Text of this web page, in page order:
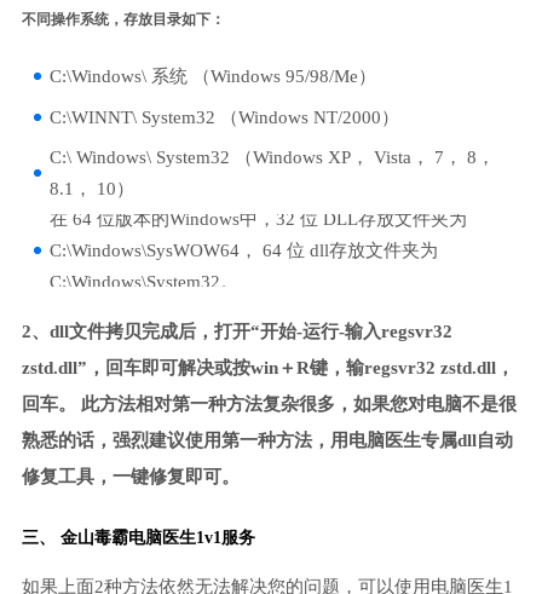
不同操作系统，存放目录如下：
C:\Windows\ 系统 （Windows 95/98/Me）
C:\WINNT\ System32 （Windows NT/2000）
C:\ Windows\ System32 （Windows XP， Vista， 7， 8，
8.1， 10）
在 64 位版本的Windows中，32 位 DLL存放文件夹为
C:\Windows\SysWOW64， 64 位 dll存放文件夹为
C:\Windows\System32。
2、dll文件拷贝完成后，打开“开始-运行-输入regsvr32
zstd.dll”，回车即可解决或按win＋R键，输regsvr32 zstd.dll，
回车。 此方法相对第一种方法复杂很多，如果您对电脑不是很
熟悉的话，强烈建议使用第一种方法，用电脑医生专属dll自动
修复工具，一键修复即可。
三、 金山毒霸电脑医生1v1服务
如果上面2种方法依然无法解决您的问题，可以使用电脑医生1